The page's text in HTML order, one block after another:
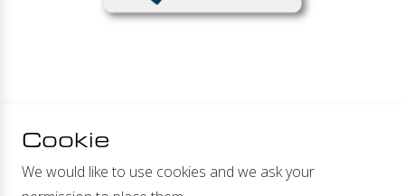
Andere
Cookie
We would like to use cookies and we ask your